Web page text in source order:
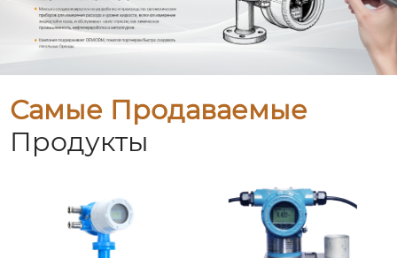
Самые Продаваемые
Продукты